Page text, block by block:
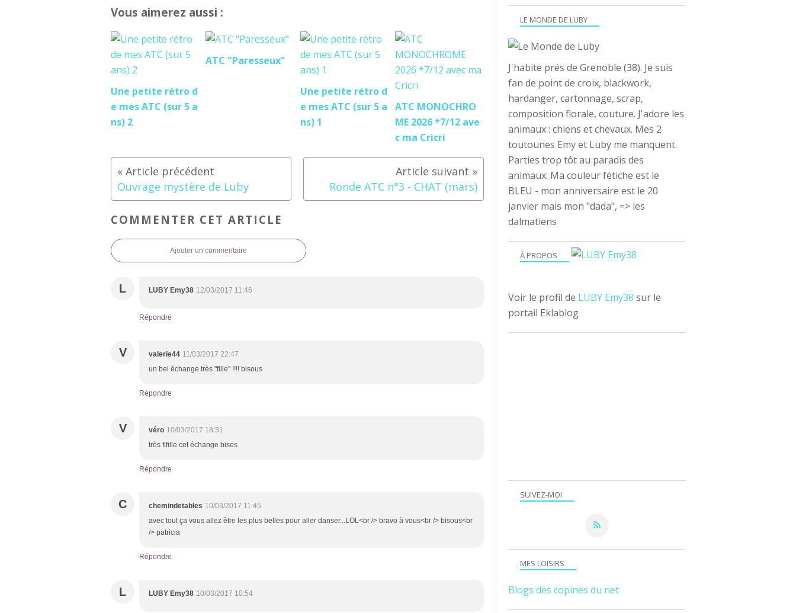
Vous aimerez aussi :
Une petite rétro d
e mes ATC (sur 5 a
ns) 2
ATC "Paresseux"
Une petite rétro d
e mes ATC (sur 5 a
ns) 1
ATC MONOCHRO
ME 2026 *7/12 ave
c ma Cricri
Ouvrage mystère de Luby Ronde ATC n°3 - CHAT (mars)
COMMENTER CET ARTICLE
Ajouter un commentaire
L LUBY Emy38 12/03/2017 11:46
Répondre
V valerie44 11/03/2017 22:47
un bel échange très "fille" !!!! bisous
Répondre
V véro 10/03/2017 18:31
très fifille cet échange bises
Répondre
C chemindetables 10/03/2017 11:45
avec tout ça vous allez être les plus belles pour aller danser...LOL<br /> bravo à vous<br /> bisous<br
/> patricia
Répondre
L LUBY Emy38 10/03/2017 10:54
SUIVEZ-MOI
LE MONDE DE LUBY
J'habite prés de Grenoble (38). Je suis
fan de point de croix, blackwork,
hardanger, cartonnage, scrap,
composition florale, couture. J'adore les
animaux : chiens et chevaux. Mes 2
toutounes Emy et Luby me manquent.
Parties trop tôt au paradis des
animaux. Ma couleur fétiche est le
BLEU - mon anniversaire est le 20
janvier mais mon "dada", => les
dalmatiens
À PROPOS
Voir le profil de LUBY Emy38 sur le
portail Eklablog
MES LOISIRS
Blogs des copines du net